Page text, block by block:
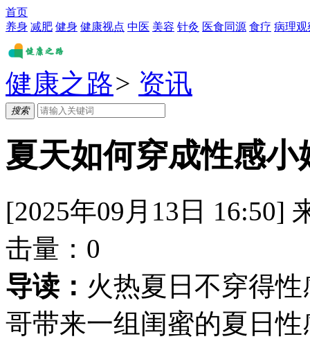
首页
养身 减肥 健身 健康视点 中医 美容 针灸 医食同源 食疗 病理观
健康之路> 资讯
搜索
夏天如何穿成性感小
[2025年09月13日 16:50]
击量： 0
导读： 火热夏日不穿得
哥带来一组闺蜜的夏日